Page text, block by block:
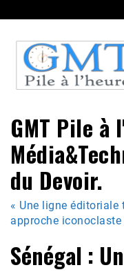
to
content
GMT Pile à
du Devoir.
« Une ligne éditoriale
approche
Sénégal :